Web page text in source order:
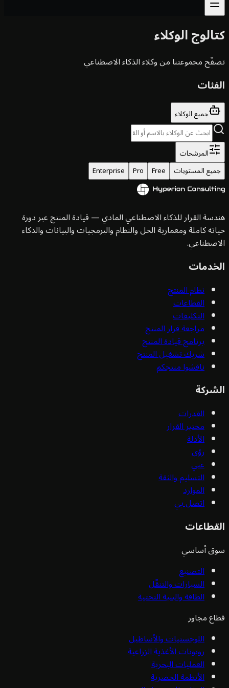
الوكلاء
مجموعتنا من وكلاء الذكاء الاصطناعي
جميع الوكلاء
المرشحات
المستويات Free
Pro
Enterprise
القرار للذكاء الاصطناعي المادي — قيادة المنتج عبر دورة
كاملة ومعمارية الحل والنظام والبرمجيات والبيانات والذكاء
نظام المنتج
القطاعات
التكليفات
مراجعة قرار المنتج
برنامج قيادة المنتج
شريك تشغيل المنتج
ناقشوا منتجكم
القدرات
مختبر القرار
الأدلة
رؤى
عني
التسليم والثقة
الموارد
اتصل بي
أساسي
التصنيع
السيارات والتنقّل
الطاقة والبنية التحتية
مجاور
اللوجستيات والأساطيل
روبوتات الأغذية الزراعية
العمليات البحرية
الأنظمة الحضرية